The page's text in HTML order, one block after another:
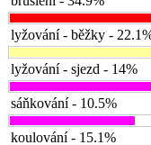
lyžování - běžky -
lyžování - sjezd - 14%
sáňkování - 10.5%
koulování - 15.1%